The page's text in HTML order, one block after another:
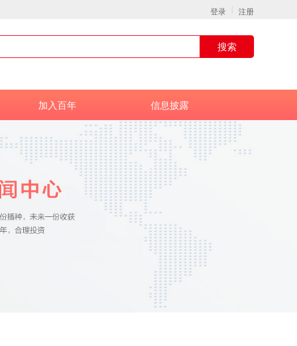
登录 注册
搜索
加入百年 信息披露